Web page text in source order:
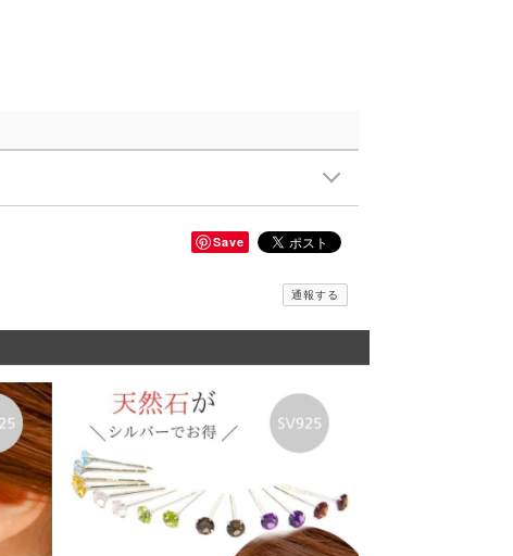
Save
通報する